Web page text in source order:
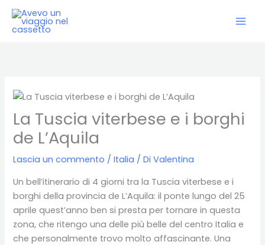
Vai
contenuto
La Tuscia viterbese e i borghi
de L’Aquila
Lascia un commento /Italia / DiValentina
Un bell’itinerario di 4 giorni tra la Tuscia viterbese e i
borghi della provincia de L’Aquila: il ponte lungo del 25
aprile quest’anno ben si presta per tornare in questa
zona, che ritengo una delle più belle del centro Italia e
che personalmente trovo molto affascinante. Una